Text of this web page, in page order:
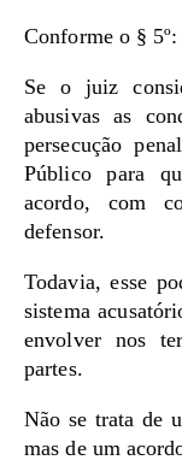
Conforme o § 5º:
Se o juiz
abusivas as
persecução
Público para
acordo, com
defensor.
Todavia, esse
sistema
envolver nos
partes.
Não se trata de
mas de um